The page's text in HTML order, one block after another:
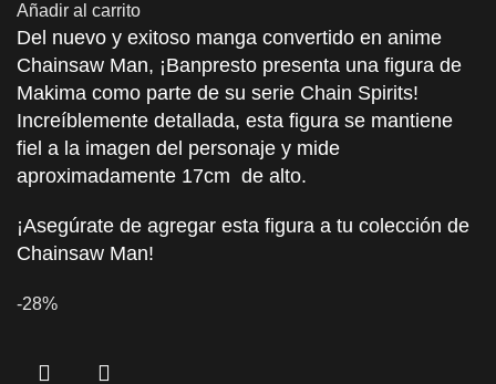
Añadir al carrito
Del nuevo y exitoso manga convertido en anime
Chainsaw Man, ¡Banpresto presenta una figura de
Makima como parte de su serie Chain Spirits!
Increíblemente detallada, esta figura se mantiene
fiel a la imagen del personaje y mide
aproximadamente 17cm de alto.
¡Asegúrate de agregar esta figura a tu colección de
Chainsaw Man!
-28%